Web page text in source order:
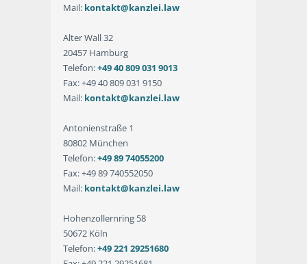
Mail: kontakt@kanzlei.law
Alter Wall 32
20457 Hamburg
Telefon:+49 40 809 031 9013
Fax: +49 40 809 031 9150
Mail: kontakt@kanzlei.law
Antonienstraße 1
80802 München
Telefon:+49 89 74055200
Fax: +49 89 740552050
Mail: kontakt@kanzlei.law
Hohenzollernring 58
50672 Köln
Telefon:+49 221 29251680